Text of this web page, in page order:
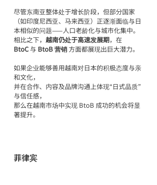
尽管东南亚整体处于增长阶段，但部分国家
（如印度尼西亚、马来西亚）正逐渐面临与日
本相似的问题——人口老龄化与城市化集中。
相比之下， 越南仍处于高速发展期，在
BtoC 与 BtoB 营销 方面都展现出巨大潜力。
如果企业能够善用越南对日本的积极态度与亲
和文化，
并在合作、内容及品牌沟通上体现“日式品质”
与信任感，
那么在越南市场中实现 BtoB 成功的机会将显
著提升。
菲律宾